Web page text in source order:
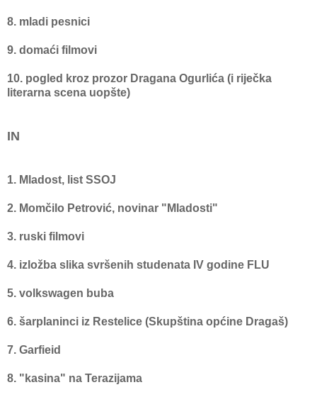
8. mladi pesnici
9. domaći filmovi
10. pogled kroz prozor Dragana Ogurlića (i riječka
literarna scena uopšte)
IN
1. Mladost, list SSOJ
2. Momčilo Petrović, novinar "Mladosti"
3. ruski filmovi
4. izložba slika svršenih studenata IV godine FLU
5. volkswagen buba
6. šarplaninci iz Restelice (Skupština općine Dragaš)
7. Garfieid
8. "kasina" na Terazijama